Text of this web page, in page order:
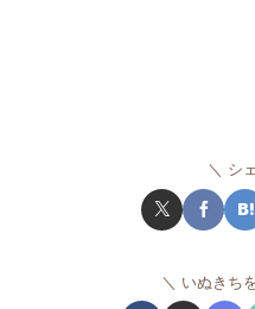
シ
いぬきち